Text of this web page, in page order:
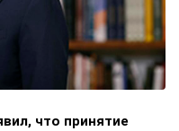
что принятие